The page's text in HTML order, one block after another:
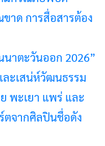
าด การสื่อสารต้อง
าตะวันออก 2026”
ละเสน่ห์วัฒนธรรม
พะเยา แพร่ และ
ตจากศิลปินชื่อดัง